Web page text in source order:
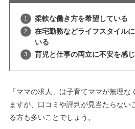
柔軟な働き方を希望している
在宅勤務などライフスタイル
いる
育児と仕事の両立に不安を感
「ママの求人」は子育てママが無理
ますが、口コミや評判が見当たらない
る方も多いことでしょう。